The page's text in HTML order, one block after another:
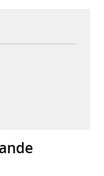
webbplats,
webbplats,